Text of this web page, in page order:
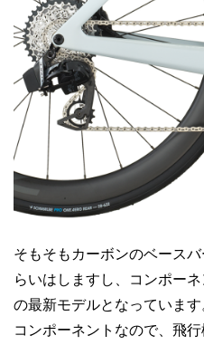
そもそもカーボンのベース
らいはしますし、コンポー
の最新モデルとなっていま
コンポーネントなので、飛